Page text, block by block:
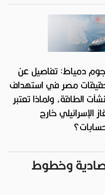
دمياط: تفاصيل عن
مصر في استهداف
الطاقة، ولماذا تعتبر
الإسرائيلي خارج
وخطوط